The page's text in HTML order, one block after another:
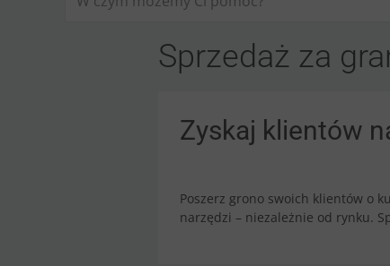
Sprzedaż za
Zyskaj klientów
Poszerz grono swoich klientów o
narzędzi – niezależnie od rynku.